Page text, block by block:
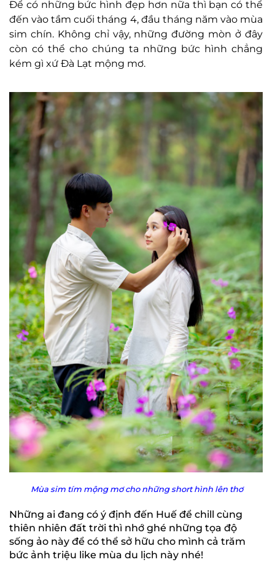
Để có những bức hình đẹp hơn nữa thì bạn có thể
đến vào tầm cuối tháng 4, đầu tháng năm vào mùa
sim chín. Không chỉ vậy, những đường mòn ở đây
còn có thể cho chúng ta những bức hình chẳng
kém gì xứ Đà Lạt mộng mơ.
Mùa sim tím mộng mơ cho những short hình lên thơ
Những ai đang có ý định đến Huế để chill cùng
thiên nhiên đất trời thì nhớ ghé những tọa độ
sống ảo này để có thể sở hữu cho mình cả trăm
bức ảnh triệu like mùa du lịch này nhé!